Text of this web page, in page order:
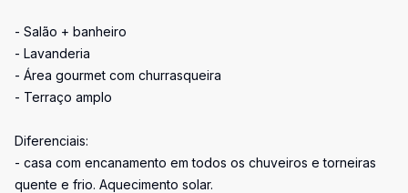
- Salão + banheiro
- Lavanderia
- Área gourmet com churrasqueira
- Terraço amplo
Diferenciais:
- casa com encanamento em todos os chuveiros e torneiras
quente e frio. Aquecimento solar.